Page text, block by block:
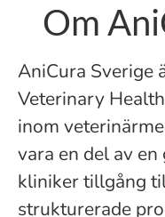
Om
AniCura Sverige
Veterinary
inom
vara en del av
kliniker tillgång
strukturerade